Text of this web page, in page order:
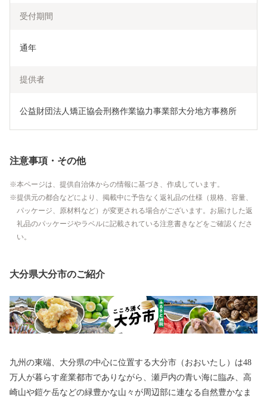
受付期間
通年
提供者
公益財団法人矯正協会刑務作業協力事業部大分地方事務所
注意事項・その他
本ページは、提供自治体からの情報に基づき、作成しています。
提供元の都合などにより、掲載中に予告なく返礼品の仕様（規格、容量、
パッケージ、原材料など）が変更される場合がございます。お届けした返
礼品のパッケージやラベルに記載されている注意書きなどをご確認くださ
い。
大分県大分市のご紹介
九州の東端、大分県の中心に位置する大分市（おおいたし）は48
万人が暮らす産業都市でありながら、瀬戸内の青い海に臨み、高
崎山や鎧ケ岳などの緑豊かな山々が周辺部に連なる自然豊かなま